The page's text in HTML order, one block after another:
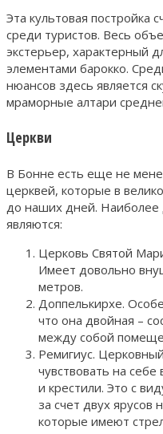
Эта культовая постройка
среди туристов. Весь
экстерьер, характерный
элементами барокко.
нюансов здесь является
мраморные алтари
Церкви
В Бонне есть еще не
церквей, которые в
до наших дней. Наиболее
являются:
Церковь Святой
Имеет довольно
метров.
Доппелькирхе.
что она двойная –
между собой
Ремигиус.
чувствовать на
и крестили. Это с
за счет двух ярусов
которые имеют